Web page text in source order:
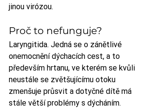
jinou virózou.
Proč to nefunguje?
Laryngitida. Jedná se o zánětlivé
onemocnění dýchacích cest, a to
především hrtanu, ve kterém se kvůli
neustále se zvětšujícímu otoku
zmenšuje průsvit a dotyčné dítě má
stále větší problémy s dýcháním.